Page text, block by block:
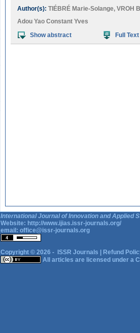
Author(s): TIÉBRÉ Marie-Solange, VROH
Adou Yao Constant Yves
Show abstract
Full Text
International Journal of Innovation and Applied
Website: http://www.ijias.issr-journals.org/
email: office@issr-journals.org
Copyright © 2026 - ISSR Journals
Refund
All articles are licensed under a